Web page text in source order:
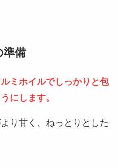
準備
ミホイルでしっかりと包
にします。
り甘く、ねっとりとした